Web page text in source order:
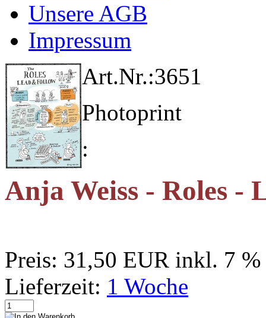
Unsere AGB
Impressum
Art.Nr.:3651
Photoprint
:
Anja Weiss - Roles -
Preis: 31,50 EUR inkl. 7
Lieferzeit: 1 Woche